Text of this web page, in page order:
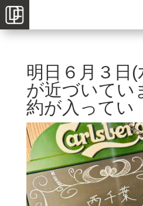
明日６月３日
が近づいてい
約が入ってい